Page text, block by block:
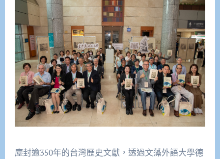
塵封逾350年的台灣歷史文獻，透過文藻外語大學德